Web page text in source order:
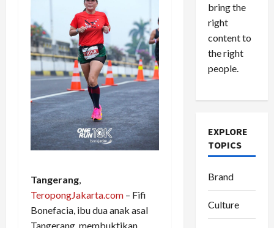
Tangerang
TeropongJakarta.com – Fifi
Bonefacia, ibu dua anak asal
Tangerang, membuktikan
bring the
right
content to
the right
people.
EXPLORE
TOPICS
Brand
Culture